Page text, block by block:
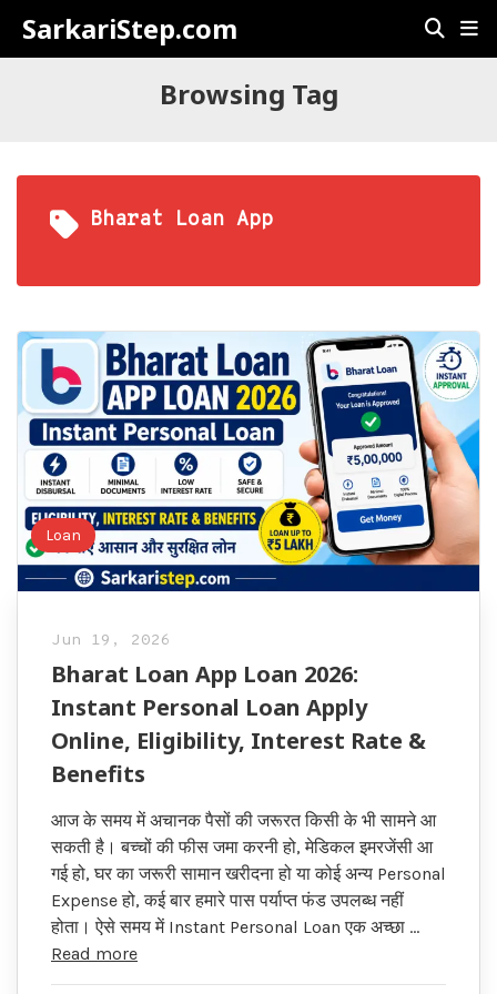
SarkariStep.com
Browsing Tag
Bharat Loan App
Loan
Jun 19, 2026
Bharat Loan App Loan 2026:
Instant Personal Loan Apply
Online, Eligibility, Interest Rate &
Benefits
आज के समय में अचानक पैसों की जरूरत किसी के भी सामने आ
सकती है। बच्चों की फीस जमा करनी हो, मेडिकल इमरजेंसी आ
गई हो, घर का जरूरी सामान खरीदना हो या कोई अन्य Personal
Expense हो, कई बार हमारे पास पर्याप्त फंड उपलब्ध नहीं
होता। ऐसे समय में Instant Personal Loan एक अच्छा …
Read more